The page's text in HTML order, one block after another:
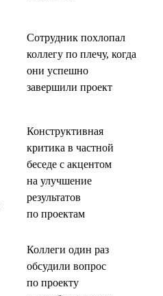
Сотрудник похлопал
коллегу по плечу, когда
они успешно
завершили проект
Конструктивная
критика в частной
беседе с акцентом
на улучшение
результатов
по проектам
Коллеги один раз
обсудили вопрос
по проекту